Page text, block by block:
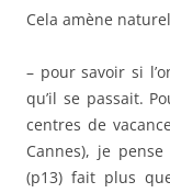
Cela amène
– pour savoir si
qu’il se passait.
centres de
Cannes), je
(p13) fait plus